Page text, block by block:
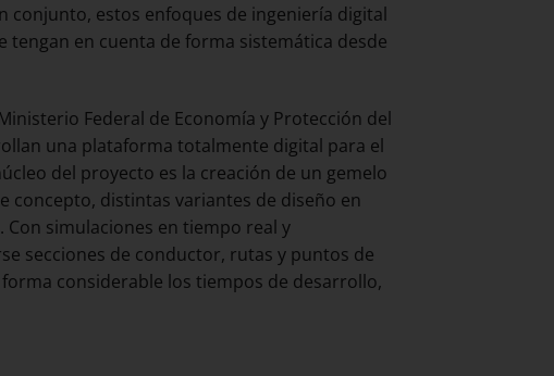
conjunto, estos enfoques de ingeniería digital
en cuenta de forma sistemática desde
Federal de Economía y Protección del
una plataforma totalmente digital para el
del proyecto es la creación de un gemelo
concepto, distintas variantes de diseño en
simulaciones en tiempo real y
secciones de conductor, rutas y puntos de
considerable los tiempos de desarrollo,